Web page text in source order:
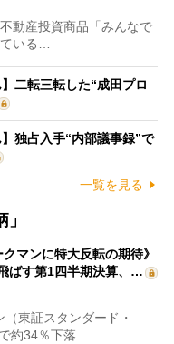
動産投資商品「みんなで
ている…
二転三転した“成田プロ
独占入手“内部議事録”で
一覧を見る
マンに特大反転の期待》
ばす第1四半期決算、…
東証スタンダード・
約34％下落…